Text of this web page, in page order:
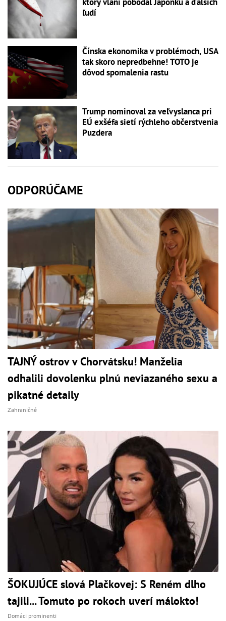
ľudí
Čínska ekonomika v problémoch, USA
tak skoro nepredbehne! TOTO je
dôvod spomalenia rastu
Trump nominoval za veľvyslanca pri
EÚ exšéfa sietí rýchleho občerstvenia
Puzdera
ODPORÚČAME
TAJNÝ ostrov v Chorvátsku! Manželia
odhalili dovolenku plnú neviazaného sexu a
pikatné detaily
Zahraničné
ŠOKUJÚCE slová Plačkovej: S Reném dlho
tajili... Tomuto po rokoch uverí málokto!
Domáci prominenti